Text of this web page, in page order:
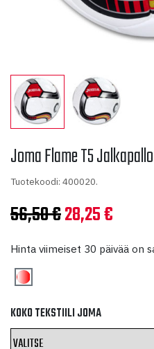
Joma Flame T5
Tuotekoodi: 400020.
56,50€Alkuperäinen
hinta
56,50 €.
28,25€
hinta
Hinta viimeiset 30 päivää on
KOKO TEKSTIILI JOMA